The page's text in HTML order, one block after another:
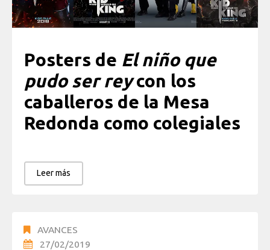
Posters de El niño que
pudo ser reycon los
caballeros de la Mesa
Redonda como colegiales
Leer más
AVANCES
27/02/2019